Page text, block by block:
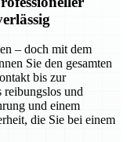
– doch mit dem
Sie den gesamten
bis zur
reibungslos und
und einem
die Sie bei einem